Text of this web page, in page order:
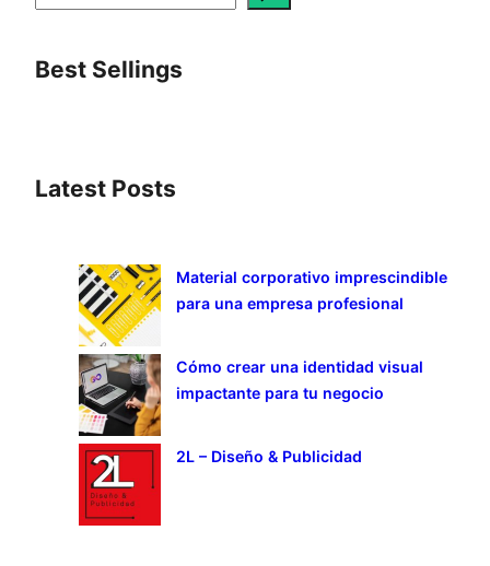
c
Best Sellings
Latest Posts
Material corporativo imprescindible
para una empresa profesional
Cómo crear una identidad visual
impactante para tu negocio
2L – Diseño & Publicidad